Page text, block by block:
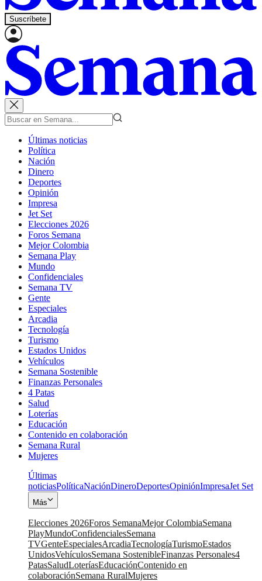
Suscríbete
Últimas noticias
Política
Nación
Dinero
Deportes
Opinión
Impresa
Jet Set
Elecciones 2026
Foros Semana
Mejor Colombia
Semana Play
Mundo
Confidenciales
Semana TV
Gente
Especiales
Arcadia
Tecnología
Turismo
Estados Unidos
Vehículos
Semana Sostenible
Finanzas Personales
4 Patas
Salud
Loterías
Educación
Contenido en colaboración
Semana Rural
Mujeres
Últimas
noticiasPolíticaNaciónDineroDeportesOpiniónImpresaJet Set
Más
Elecciones 2026Foros SemanaMejor ColombiaSemana
PlayMundoConfidencialesSemana
TVGenteEspecialesArcadiaTecnologíaTurismoEstados
UnidosVehículosSemana SostenibleFinanzas Personales4
PatasSaludLoteríasEducaciónContenido en
colaboraciónSemana RuralMujeres